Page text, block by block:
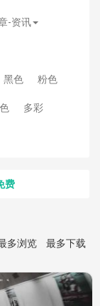
-资讯
黑色 粉色
多彩
费
通用模板 》
多浏览 最多下载